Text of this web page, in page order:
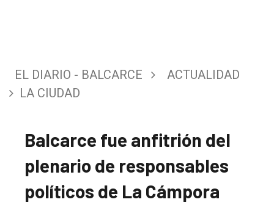
El
único
DIARIO
EL DIARIO - BALCARCE
ACTUALIDAD
LA CIUDAD
Balcarce fue anfitrión del
plenario de responsables
políticos de La Cámpora